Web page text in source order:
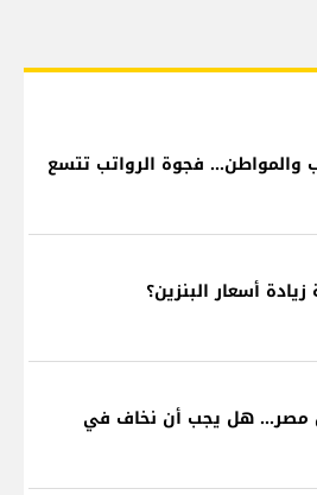
والمواطن... فجوة الرواتب تتسع
أسعار البنزين؟
مصر... هل يجب أن نخاف في